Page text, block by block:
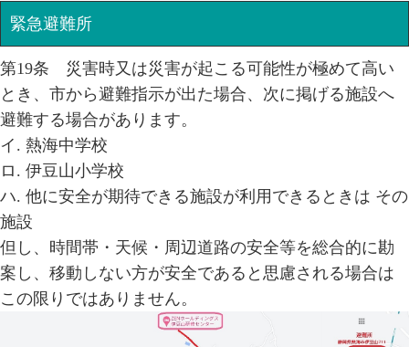
緊急避難所
第19条 災害時又は災害が起こる可能性が極めて高い
とき、市から避難指示が出た場合、次に掲げる施設へ
避難する場合があります。
イ. 熱海中学校
ロ. 伊豆山小学校
ハ. 他に安全が期待できる施設が利用できるときは その
施設
但し、時間帯・天候・周辺道路の安全等を総合的に勘
案し、移動しない方が安全であると思慮される場合は
この限りではありません。